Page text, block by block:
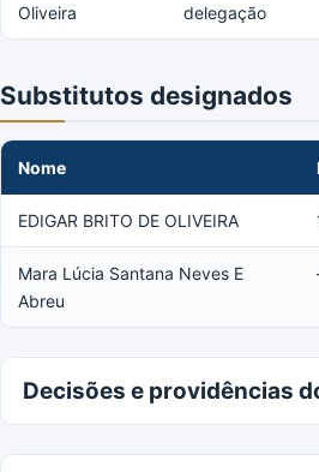
Oliveira
delegação
Substitutos designados
Nome
EDIGAR BRITO DE OLIVEIRA
Mara Lúcia Santana Neves E
Abreu
Decisões e providências